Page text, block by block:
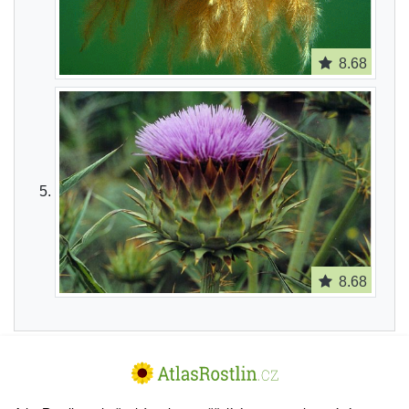
8.68
8.68